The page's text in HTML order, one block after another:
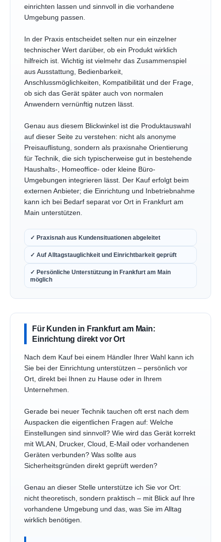
einrichten lassen und sinnvoll in die vorhandene
Umgebung passen.
In der Praxis entscheidet selten nur ein einzelner
technischer Wert darüber, ob ein Produkt wirklich
hilfreich ist. Wichtig ist vielmehr das Zusammenspiel
aus Ausstattung, Bedienbarkeit,
Anschlussmöglichkeiten, Kompatibilität und der Frage,
ob sich das Gerät später auch von normalen
Anwendern vernünftig nutzen lässt.
Genau aus diesem Blickwinkel ist die Produktauswahl
auf dieser Seite zu verstehen: nicht als anonyme
Preisauflistung, sondern als praxisnahe Orientierung
für Technik, die sich typischerweise gut in bestehende
Haushalts-, Homeoffice- oder kleine Büro-
Umgebungen integrieren lässt. Der Kauf erfolgt beim
externen Anbieter; die Einrichtung und Inbetriebnahme
kann ich bei Bedarf separat vor Ort in Frankfurt am
Main unterstützen.
✓ Praxisnah aus Kundensituationen abgeleitet
✓ Auf Alltagstauglichkeit und Einrichtbarkeit geprüft
✓ Persönliche Unterstützung in Frankfurt am Main
möglich
Für Kunden in Frankfurt am Main:
Einrichtung direkt vor Ort
Nach dem Kauf bei einem Händler Ihrer Wahl kann ich
Sie bei der Einrichtung unterstützen – persönlich vor
Ort, direkt bei Ihnen zu Hause oder in Ihrem
Unternehmen.
Gerade bei neuer Technik tauchen oft erst nach dem
Auspacken die eigentlichen Fragen auf: Welche
Einstellungen sind sinnvoll? Wie wird das Gerät korrekt
mit WLAN, Drucker, Cloud, E-Mail oder vorhandenen
Geräten verbunden? Was sollte aus
Sicherheitsgründen direkt geprüft werden?
Genau an dieser Stelle unterstütze ich Sie vor Ort:
nicht theoretisch, sondern praktisch – mit Blick auf Ihre
vorhandene Umgebung und das, was Sie im Alltag
wirklich benötigen.